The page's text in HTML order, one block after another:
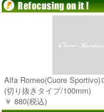
Alfa Romeo(Cuore
(切り抜きタイプ/100mm)
￥ 880(税込)